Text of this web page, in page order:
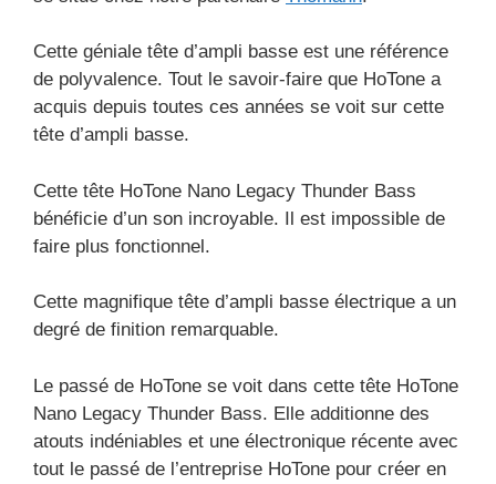
Cette géniale tête d’ampli basse est une référence
de polyvalence. Tout le savoir-faire que HoTone a
acquis depuis toutes ces années se voit sur cette
tête d’ampli basse.
Cette tête HoTone Nano Legacy Thunder Bass
bénéficie d’un son incroyable. Il est impossible de
faire plus fonctionnel.
Cette magnifique tête d’ampli basse électrique a un
degré de finition remarquable.
Le passé de HoTone se voit dans cette tête HoTone
Nano Legacy Thunder Bass. Elle additionne des
atouts indéniables et une électronique récente avec
tout le passé de l’entreprise HoTone pour créer en